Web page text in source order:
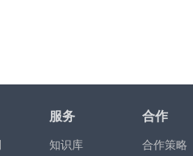
服务
知识库
合作
合作策略